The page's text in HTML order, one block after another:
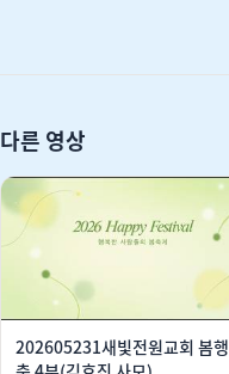
다른 영상
202605231새빛전원교회 봄행